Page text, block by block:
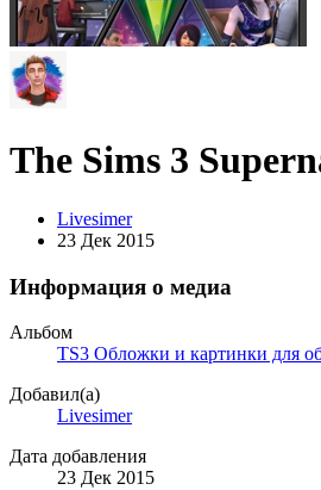
The Sims 3
Livesimer
23 Дек 2015
Информация о медиа
Альбом
TS3 Обложки и картинки для
Добавил(а)
Livesimer
Дата добавления
23 Дек 2015